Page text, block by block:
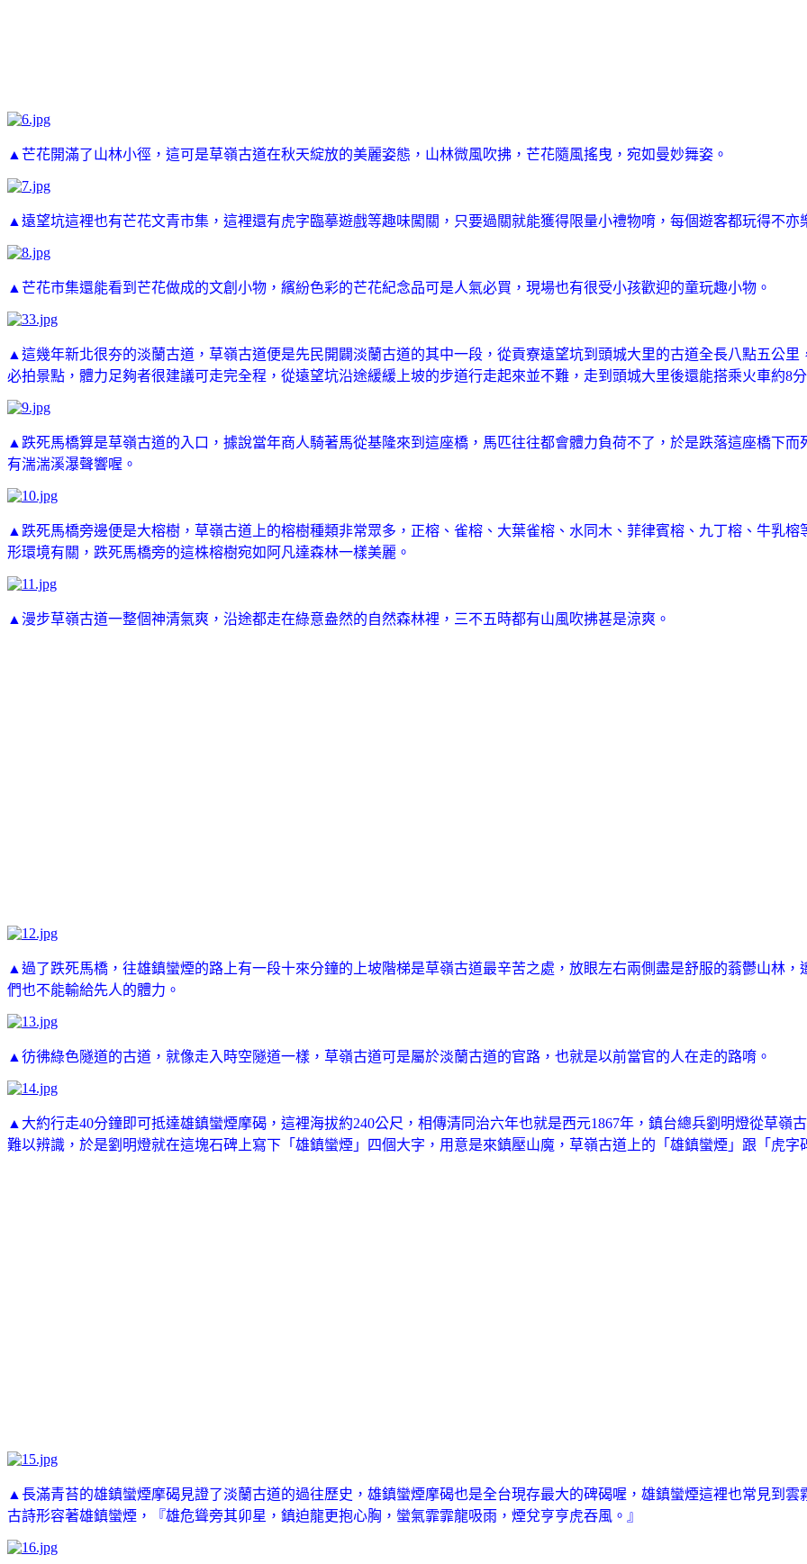
▲芒花開滿了山林小徑，這可是草嶺古道在秋天綻放的美麗姿態，山林微風吹拂，芒花隨風搖曳，宛如曼妙舞姿。
▲遠望坑這裡也有芒花文青市集，這裡還有虎字臨摹遊戲等趣味闖關，只要過關就能獲得限量小禮物唷，每個遊客都玩得不亦
▲芒花市集還能看到芒花做成的文創小物，繽紛色彩的芒花紀念品可是人氣必買，現場也有很受小孩歡迎的童玩趣小物。
▲這幾年新北很夯的淡蘭古道，草嶺古道便是先民開闢淡蘭古道的其中一段，從貢寮遠望坑到頭城大里的古道全長八點五公
必拍景點，體力足夠者很建議可走完全程，從遠望坑沿途緩緩上坡的步道行走起來並不難，走到頭城大里後還能搭乘火車約8
▲跌死馬橋算是草嶺古道的入口，據說當年商人騎著馬從基隆來到這座橋，馬匹往往都會體力負荷不了，於是跌落這座橋下
有湍湍溪瀑聲響喔。
▲跌死馬橋旁邊便是大榕樹，草嶺古道上的榕樹種類非常眾多，正榕、雀榕、大葉雀榕 、水同木 、菲律賓榕 、九丁榕 、牛乳
形環境有關，跌死馬橋旁的這株榕樹宛如阿凡達森林一樣美麗。
▲漫步草嶺古道一整個神清氣爽，沿途都走在綠意盎然的自然森林裡，三不五時都有山風吹拂甚是涼爽。
▲過了跌死馬橋，往雄鎮蠻煙的路上有一段十來分鐘的上坡階梯是草嶺古道最辛苦之處，放眼左右兩側盡是舒服的蓊鬱山林
們也不能輸給先人的體力。
▲彷彿綠色隧道的古道，就像走入時空隧道一樣，草嶺古道可是屬於淡蘭古道的官路，也就是以前當官的人在走的路唷。
▲大約行走40分鐘即可抵達雄鎮蠻煙摩碣，這裡海拔約240公尺，相傳清同治六年也就是西元1867年，鎮台總兵劉明燈從草嶺
難以辨識，於是劉明燈就在這塊石碑上寫下「雄鎮蠻煙」四個大字，用意是來鎮壓山魔，草嶺古道上的 「雄鎮蠻煙」跟 「 虎字
▲長滿青苔的雄鎮蠻煙摩碣見證了淡蘭古道的過往歷史， 雄鎮蠻煙摩碣也是全台現存最大的碑碣喔， 雄鎮蠻煙這裡也常見到雲
古詩形容著雄鎮蠻煙，『雄危聳旁其卯星，鎮迫龍更抱心胸，蠻氣霏霏龍吸雨，煙兌亨亨虎吞風。』